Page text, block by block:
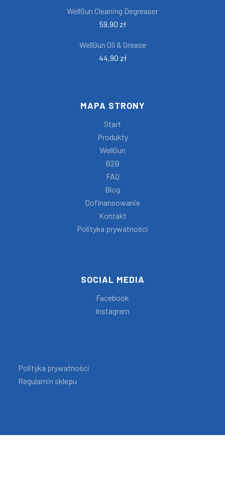
WellGun Cleaning Degreaser
59,90 zł
WellGun Oil & Grease
44,90 zł
MAPA STRONY
Start
Produkty
WellGun
B2B
FAQ
Blog
Dofinansowanie
Kontakt
Polityka prywatności
SOCIAL MEDIA
Facebook
Instagram
Polityka prywatności
Regulamin sklepu